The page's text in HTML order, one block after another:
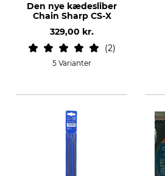
Den nye kædesliber
Chain Sharp CS-X
329,00 kr.
2
5 Varianter